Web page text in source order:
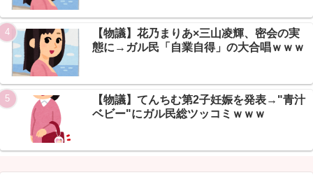
Powered by livedoor 相互RSS
【物議】花乃まりあ×三山凌輝、密会の実
態に→ガル民「自業自得」の大合唱ｗｗｗ
【物議】てんちむ第2子妊娠を発表→"青汁
ベビー"にガル民総ツッコミｗｗｗ